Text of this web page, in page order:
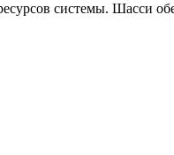
системы. Шасси